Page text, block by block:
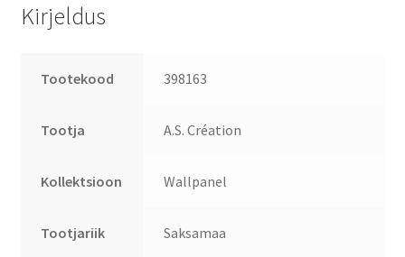
Kirjeldus
Tootekood 398163
Tootja A.S. Création
Kollektsioon Wallpanel
Tootjariik Saksamaa